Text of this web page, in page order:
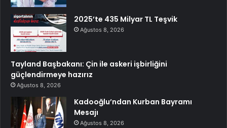
2025’te 435 Milyar TL Teşvik
Ağustos 8, 2026
Tayland Başbakanı: Çin ile askeri işbirliğini
güçlendirmeye hazırız
Ağustos 8, 2026
Kadooğlu’ndan Kurban Bayramı
Mesajı
Ağustos 8, 2026